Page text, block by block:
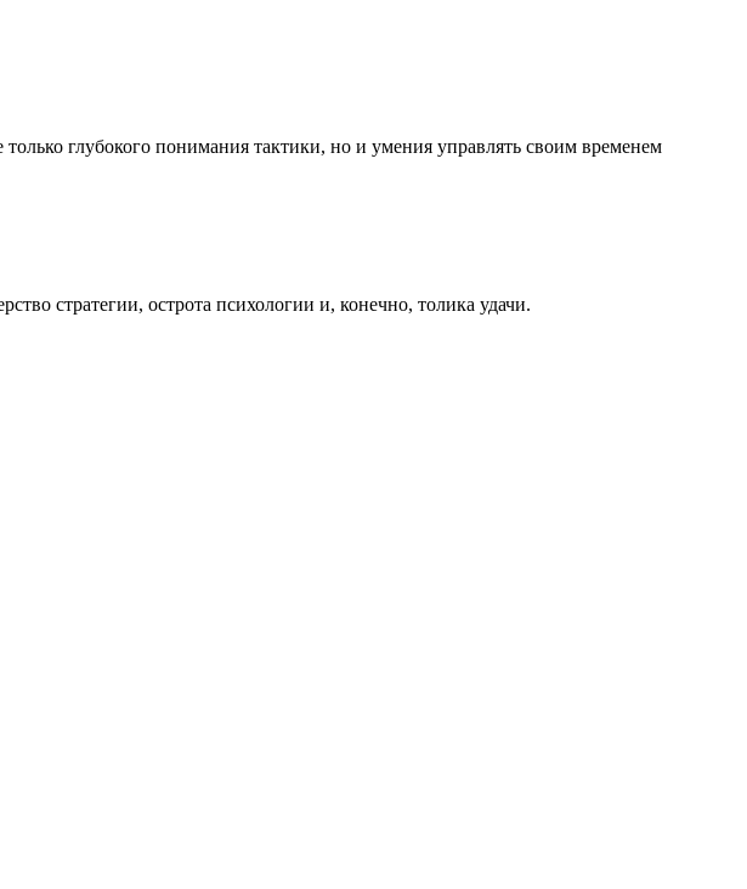
глубокого понимания тактики, но и умения управлять своим временем
стратегии, острота психологии и, конечно, толика удачи.